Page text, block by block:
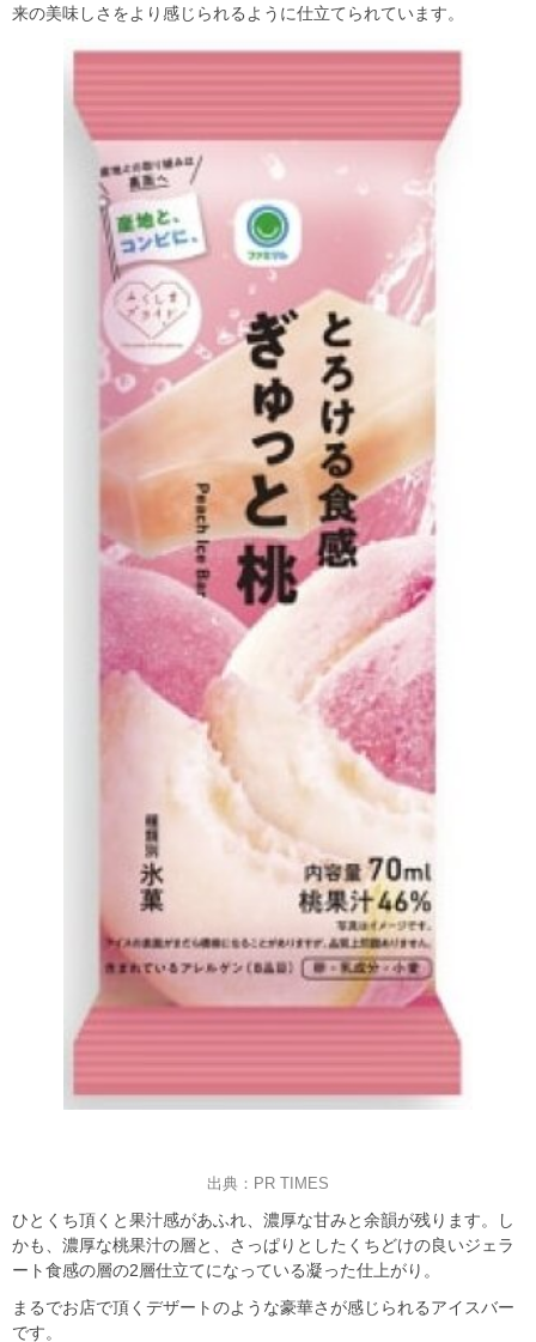
来の美味しさをより感じられるように仕立てられています。
出典：PR TIMES
ひとくち頂くと果汁感があふれ、濃厚な甘みと余韻が残ります。し
かも、濃厚な桃果汁の層と、さっぱりとしたくちどけの良いジェラ
ート食感の層の2層仕立てになっている凝った仕上がり。
まるでお店で頂くデザートのような豪華さが感じられるアイスバー
です。